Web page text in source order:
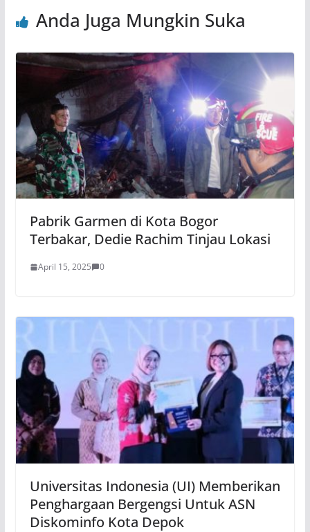
Anda Juga Mungkin Suka
Pabrik Garmen di Kota Bogor
Terbakar, Dedie Rachim Tinjau Lokasi
April 15, 2025 0
Universitas Indonesia (UI) Memberikan
Penghargaan Bergengsi Untuk ASN
Diskominfo Kota Depok